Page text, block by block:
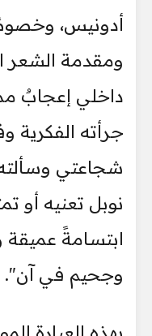
أدونيس،
ومقدمة الشعر
داخلي إعجابٌ
جرأته الفكرية
شجاعتي
نوبل تعنيه أو
ابتسامةً عميقة
وجحيم في آن".